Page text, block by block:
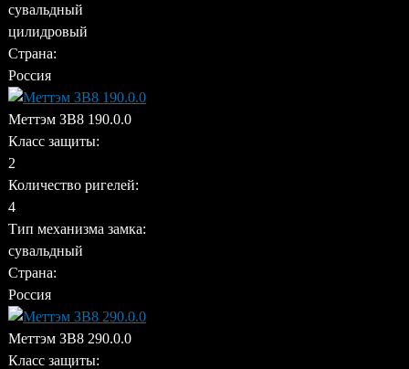
сувальдный
цилидровый
Страна:
Россия
Меттэм ЗВ8 190.0.0
Класс защиты:
2
Количество ригелей:
4
Тип механизма замка:
сувальдный
Страна:
Россия
Меттэм ЗВ8 290.0.0
Класс защиты: